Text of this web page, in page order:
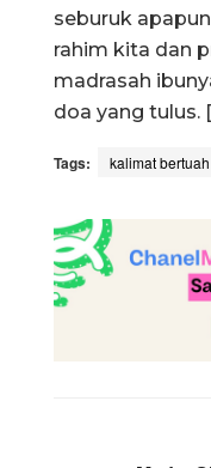
seburuk
rahim kita dan
madrasah
doa yang tulus.
Tags: kalimat